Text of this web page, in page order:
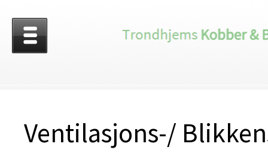
Ventilasjons-/